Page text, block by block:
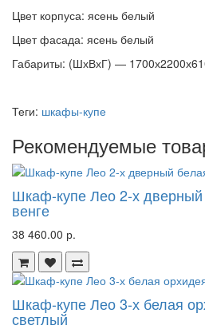
Цвет корпуса: ясень белый
Цвет фасада: ясень белый
Габариты: (ШхВхГ) —
Теги: шкафы-купе
Рекомендуемые
Шкаф-купе Лео 2-х
венге
38 460.00 р.
Шкаф-купе Лео 3-х белая
светлый